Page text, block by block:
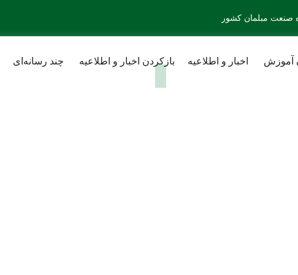
آموزش اخبار و اطلاعیه بازکردن اخبار و اطلاعیه چند رسانه‌ای